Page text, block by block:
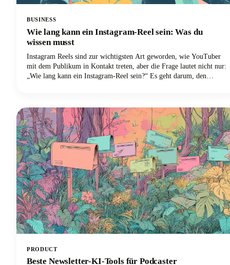
BUSINESS
Wie lang kann ein Instagram-Reel sein: Was du
wissen musst
Instagram Reels sind zur wichtigsten Art geworden, wie YouTuber
mit dem Publikum in Kontakt treten, aber die Frage lautet nicht nur:
„Wie lang kann ein Instagram-Reel sein?“ Es geht darum, den
wissen musst, von den technischen Grenzen bis hin zu den
strategischen Entscheidungen, die deine Inhalte von anderen abheben
werden.
PRODUCT
Beste Newsletter-KI-Tools für Podcaster